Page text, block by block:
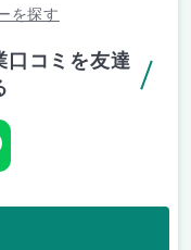
を探す
口コミを友達